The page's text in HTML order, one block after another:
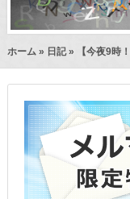
ホーム » 日記» 【今夜9時